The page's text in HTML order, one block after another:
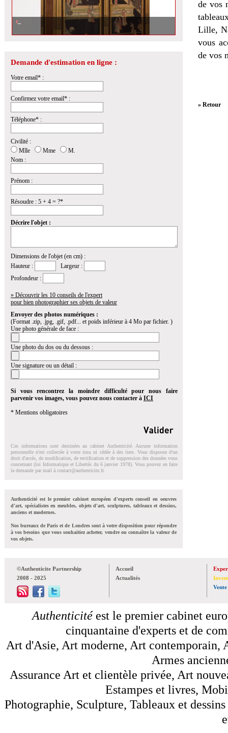
Demande d'estimation en ligne :
Votre email* :
Confirmez votre email* :
Téléphone* :
Civilité :
Mlle
Mme
M.
Nom :
Prénom :
Résoudre : 5 + 4 = ?*
Décrire l'objet :
Dimensions de l'objet (en cm) :
Hauteur :
Largeur :
Profondeur :
» Découvrir les 10 conseils de l'expert
pour bien photographier ses objets de valeur
Envoyer des photos numériques :
(Format .zip, .jpg, .gif, .pdf... et poids inférieur à 4 Mo par fichier. )
Une photo générale de face :
Une photo du dos ou du dessous :
Une signature ou un détail :
Si vous rencontrez la moindre difficulté pour nous faire
parvenir vos images, vous pouvez nous contacter à ICI
* Mentions obligatoires
Ces informations sont destinées au cabinet Authenticité. Aucune information
personnelle n'est collectée à votre insu ni cédée à des tiers. Vous disposez d'un
droit d'accés, de modification, de rectification et de suppression des données vous
concernant (loi Informatique et Libertés du 6 janvier 1978). Vous pouvez en faire
la demande par mail à contact@authenticite.fr.
Authenticité est le premier cabinet européen d'experts conseil en oeuvres
d'art, spécialistes en meubles, objets d'art, sculptures, tableaux et dessins,
anciens et modernes.
Nos bureaux de Paris et de Londres sont à votre disposition pour répondre
à vos besoins que vous souhaitiez acheter, vendre ou connaître la valeur de
vos objets.
de vos
Lille,
vous
de vos
» Retour
©Authenticite Partnership
2008 - 2025
Accueil
Actualités
Vente
Authenticitéest le premier cabinet
cinquantaine d'experts et de
Art d'Asie, Art moderne, Art contemporain,
Armes
Assurance Art et clientèle privée, Art
Estampes et livres,
Photographie, Sculpture, Tableaux et